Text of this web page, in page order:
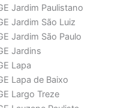
Jardim Paulistano
Jardim São Luiz
Jardim São Paulo
Jardins
Lapa
Lapa de Baixo
Largo Treze